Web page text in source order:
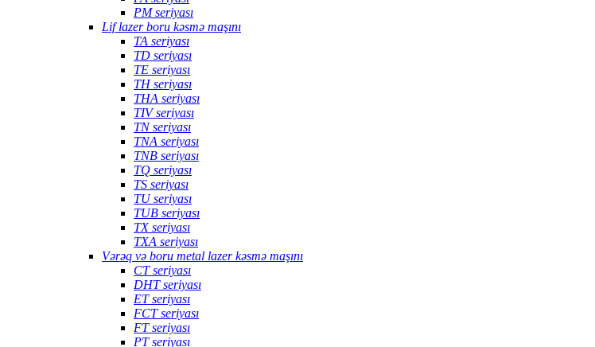
PM seriyası
Lif lazer boru kəsmə maşını
TA seriyası
TD seriyası
TE seriyası
TH seriyası
THA seriyası
TIV seriyası
TN seriyası
TNA seriyası
TNB seriyası
TQ seriyası
TS seriyası
TU seriyası
TUB seriyası
TX seriyası
TXA seriyası
Vərəq və boru metal lazer kəsmə maşını
CT seriyası
DHT seriyası
ET seriyası
FCT seriyası
FT seriyası
PT seriyası